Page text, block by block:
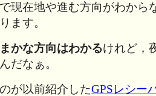
現在地や進む方向がわから
ます。
かな方向はわかるけれど，
だなぁ。
が以前紹介したGPSレシー